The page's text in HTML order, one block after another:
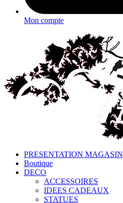
Mon compte
PRESENTATION MAGASIN
Boutique
DECO
ACCESSOIRES
IDEES CADEAUX
STATUES